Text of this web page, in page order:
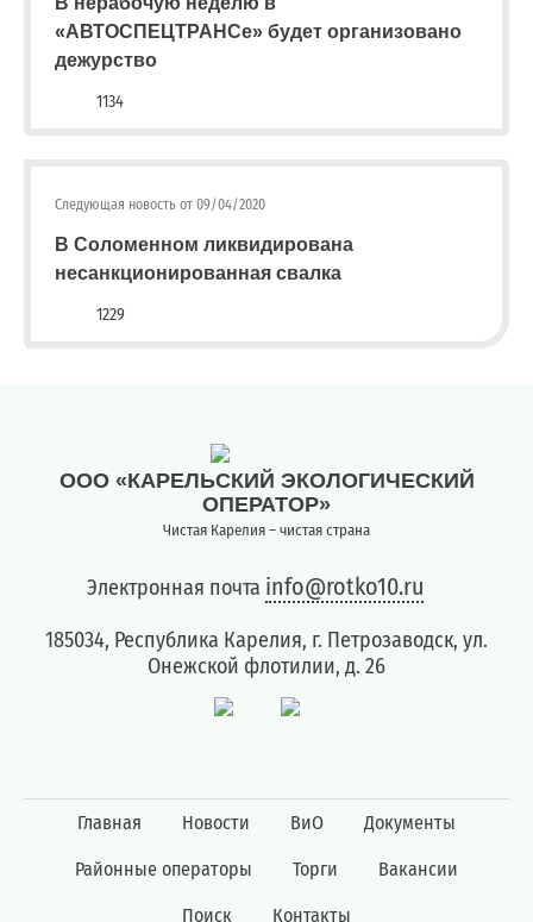
82-86«АВТОСПЕЦТРАНСе» будет организовано
дежурство
1134
Следующая новость от 09/04/2020
В Соломенном ликвидирована
несанкционированная свалка
1229
ООО «КАРЕЛЬСКИЙ ЭКОЛОГИЧЕСКИЙ
ОПЕРАТОР»
Чистая Карелия – чистая страна
Электронная почта info@rotko10.ru
185034, Республика Карелия, г. Петрозаводск, ул.
Онежской флотилии, д. 26
Главная Новости ВиО Документы
Районные операторы Торги Вакансии
Поиск Контакты